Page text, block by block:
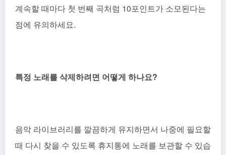
계속할 때마다 첫 번째 곡처럼 10포인트가 소모된다는
점에 유의하세요.
특정 노래를 삭제하려면 어떻게 하나요?
음악 라이브러리를 깔끔하게 유지하면서 나중에 필요할
때 다시 찾을 수 있도록 휴지통에 노래를 보관할 수 있습